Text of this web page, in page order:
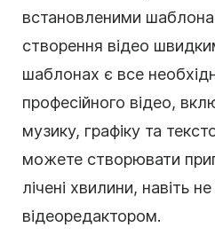
встановленими
створення відео
шаблонах є все
професійного відео,
музику, графіку та
можете створювати
лічені хвилини, навіть
відеоредактором.